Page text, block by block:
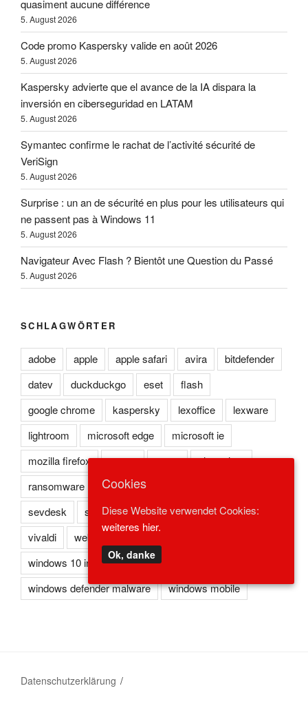
quasiment aucune différence
5. August 2026
Code promo Kaspersky valide en août 2026
5. August 2026
Kaspersky advierte que el avance de la IA dispara la
inversión en ciberseguridad en LATAM
5. August 2026
Symantec confirme le rachat de l’activité sécurité de
VeriSign
5. August 2026
Surprise : un an de sécurité en plus pour les utilisateurs qui
ne passent pas à Windows 11
5. August 2026
Navigateur Avec Flash ? Bientôt une Question du Passé
5. August 2026
SCHLAGWÖRTER
adobe apple apple safari avira
bitdefender
datev
duckduckgo eset
flash
google chrome
kaspersky lexoffice
lexware
lightroom
microsoft edge
microsoft ie
mozilla firefox
norton opera
photoshop
ransomware
reader
sevdesk
spark symantec trojaner
virus
vivaldi
webbrowser
windows 10 insider
windows defender
windows defender malware
windows mobile
Datenschutzerklärung
Cookies
Diese Website verwendet Cookies:
weiteres hier.
Ok, danke